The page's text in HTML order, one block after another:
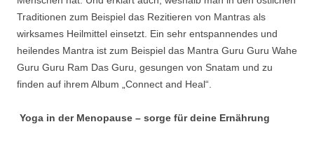
Traditionen zum Beispiel das Rezitieren von Mantras als
wirksames Heilmittel einsetzt. Ein sehr entspannendes und
heilendes Mantra ist zum Beispiel das Mantra Guru Guru Wahe
Guru Guru Ram Das Guru, gesungen von Snatam und zu
finden auf ihrem Album „Connect and Heal“.
Yoga in der Menopause – sorge für deine Ernährung